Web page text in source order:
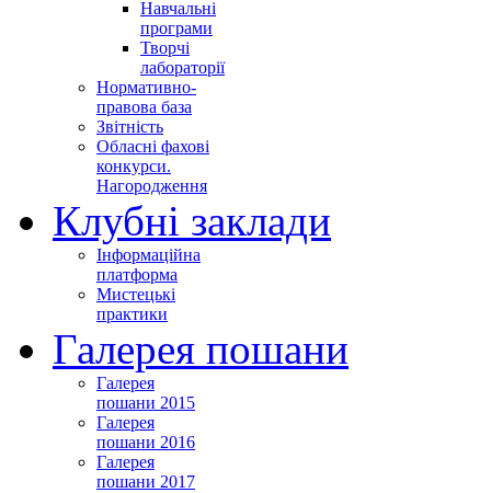
Навчальні
програми
Творчі
лабораторії
Нормативно-
правова база
Звітність
Обласні фахові
конкурси.
Нагородження
Клубні заклади
Інформаційна
платформа
Мистецькі
практики
Галерея пошани
Галерея
пошани 2015
Галерея
пошани 2016
Галерея
пошани 2017